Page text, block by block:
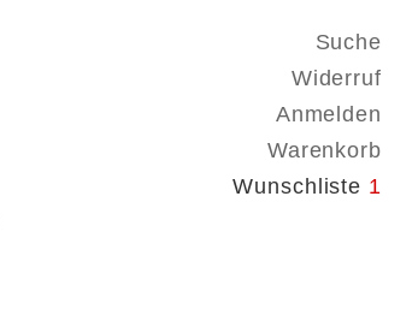
Suche
Widerruf
Anmelden
Warenkorb
Wunschliste 1